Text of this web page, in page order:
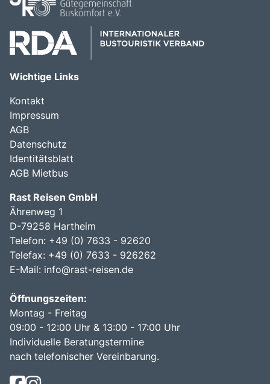
Wichtige Links
Kontakt
Impressum
AGB
Datenschutz
Identitätsblatt
AGB Mietbus
Rast Reisen GmbH
Ährenweg 1
D-79258 Hartheim
Telefon: +49 (0) 7633 - 92620
Telefax: +49 (0) 7633 - 926262
E-Mail: info@rast-reisen.de
Öffnungszeiten:
Montag - Freitag
09:00 - 12:00 Uhr & 13:00 - 17:00 Uhr
Individuelle Beratungstermine
nach telefonischer Vereinbarung.